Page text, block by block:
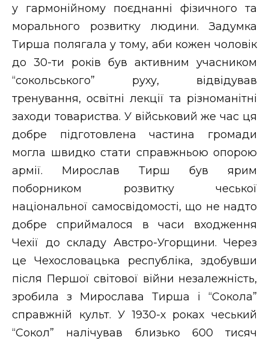
у гармонійному поєднанні фізичного та
морального розвитку людини. Задумка
Тирша полягала у тому, аби кожен чоловік
до 30-ти років був активним учасником
“сокольського” руху, відвідував
тренування, освітні лекції та різноманітні
заходи товариства. У військовий же час ця
добре підготовлена частина громади
могла швидко стати справжньою опорою
армії. Мирослав Тирш був ярим
поборником розвитку чеської
національної самосвідомості, що не надто
добре сприймалося в часи входження
Чехії до складу Австро-Угорщини. Через
це Чехословацька республіка, здобувши
після Першої світової війни незалежність,
зробила з Мирослава Тирша і “Сокола”
справжній культ. У 1930-х роках чеський
“Сокол” налічував близько 600 тисяч